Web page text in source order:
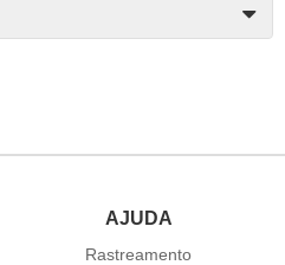
AJUDA
Rastreamento